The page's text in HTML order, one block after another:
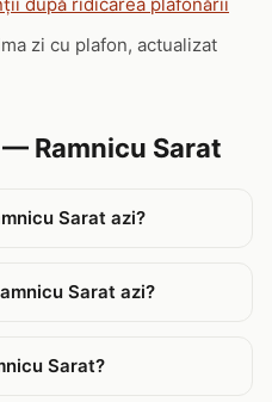
zi cu plafon, actualizat
Ramnicu Sarat
Sarat azi?
Sarat azi?
Sarat?